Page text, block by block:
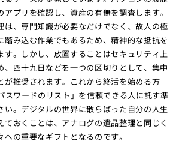
プリを確認し、資産の有無を調査します。
は、専門知識が必要なだけでなく、故人の極
踏み込む作業でもあるため、精神的な抵抗を
す。しかし、放置することはセキュリティ上
、四十九日などを一つの区切りとして、集中
が推奨されます。これから終活を始める方
スワードのリスト」を信頼できる人に託す準
い。デジタルの世界に散らばった自分の人生
ておくことは、アナログの遺品整理と同じく
への重要なギフトとなるのです。